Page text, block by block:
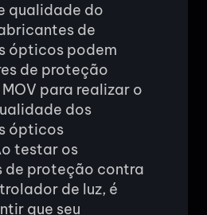
qualidade do
de
ópticos podem
de proteção
para realizar o
dos
ópticos
testar os
de proteção contra
de luz, é
que seu